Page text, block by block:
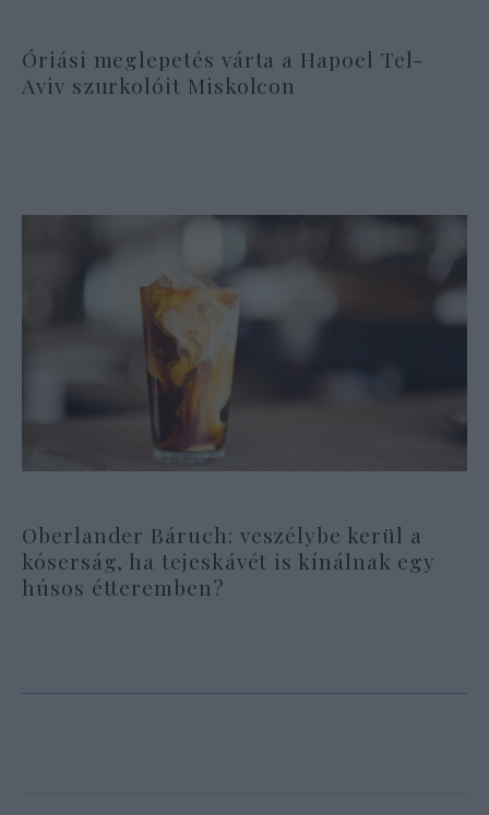
Óriási meglepetés várta a Hapoel Tel-
Aviv szurkolóit Miskolcon
Oberlander Báruch: veszélybe kerül a
kóserság, ha tejeskávét is kínálnak egy
húsos étteremben?